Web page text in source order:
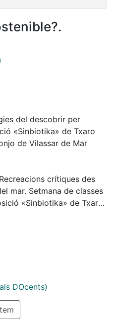
del descobrir per
«Sinbiotika» de Txaro
de Vilassar de Mar
crítiques des
mar. Setmana de classes
«Sinbiotika» de Txaro
de Vilassar de Mar. Una
Belles Arts de la
24 d’octubre de 2021.
DOcents)